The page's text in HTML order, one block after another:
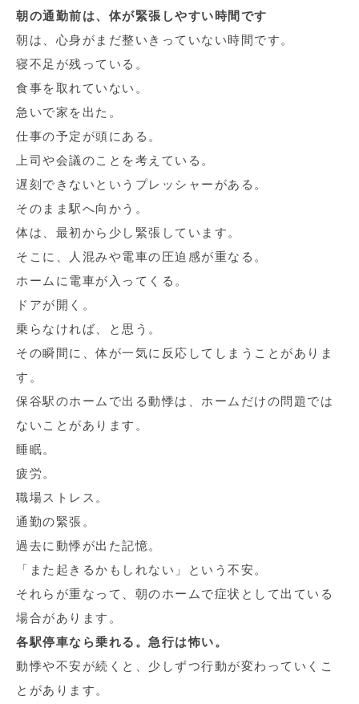
朝の通勤前は、体が緊張しやすい時間です
朝は、心身がまだ整いきっていない時間です。
寝不足が残っている。
食事を取れていない。
急いで家を出た。
仕事の予定が頭にある。
上司や会議のことを考えている。
遅刻できないというプレッシャーがある。
そのまま駅へ向かう。
体は、最初から少し緊張しています。
そこに、人混みや電車の圧迫感が重なる。
ホームに電車が入ってくる。
ドアが開く。
乗らなければ、と思う。
その瞬間に、体が一気に反応してしまうことがありま
す。
保谷駅のホームで出る動悸は、ホームだけの問題では
ないことがあります。
睡眠。
疲労。
職場ストレス。
通勤の緊張。
過去に動悸が出た記憶。
「また起きるかもしれない」という不安。
それらが重なって、朝のホームで症状として出ている
場合があります。
各駅停車なら乗れる。急行は怖い。
動悸や不安が続くと、少しずつ行動が変わっていくこ
とがあります。